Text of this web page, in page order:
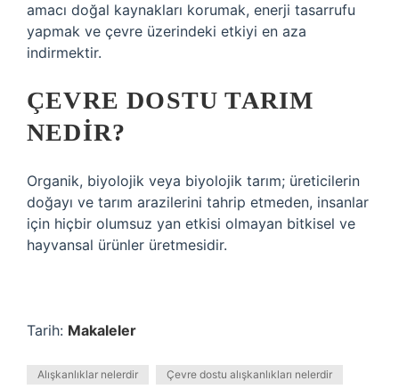
amacı doğal kaynakları korumak, enerji tasarrufu
yapmak ve çevre üzerindeki etkiyi en aza
indirmektir.
ÇEVRE DOSTU TARIM
NEDIR?
Organik, biyolojik veya biyolojik tarım; üreticilerin
doğayı ve tarım arazilerini tahrip etmeden, insanlar
için hiçbir olumsuz yan etkisi olmayan bitkisel ve
hayvansal ürünler üretmesidir.
Tarih: Makaleler
Alışkanlıklar nelerdir Çevre dostu alışkanlıkları nelerdir